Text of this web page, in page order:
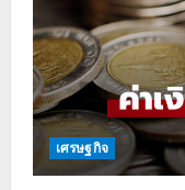
เศรษฐกิจ